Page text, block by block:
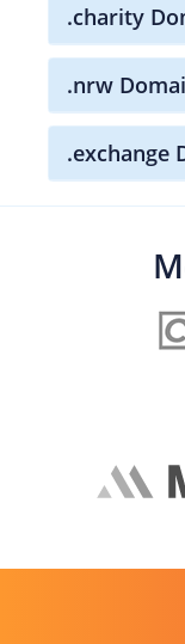
.charity
.nrw
.exchange